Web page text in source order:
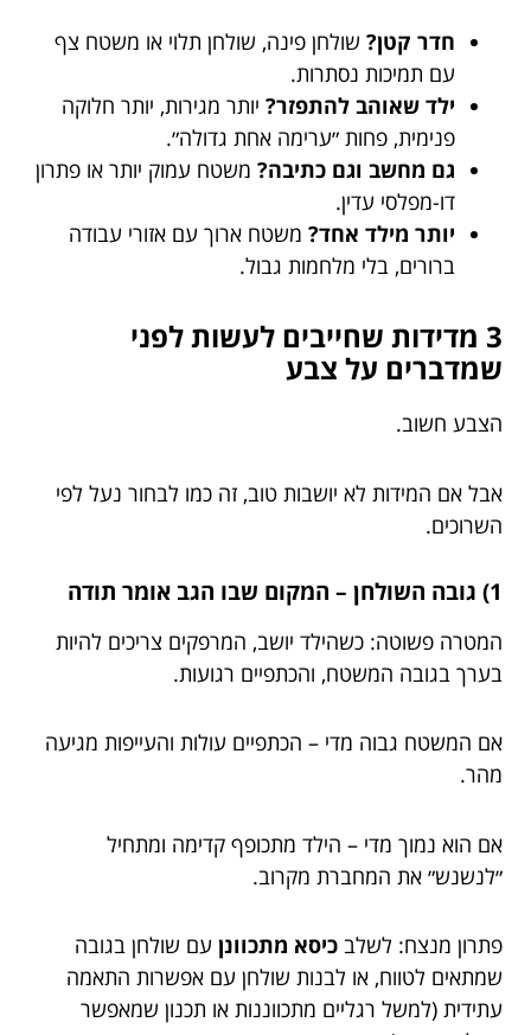
חדר קטן? שולחן פינה, שולחן תלוי או משטח צף
עם תמיכות נסתרות.
ילד שאוהב להתפזר? יותר מגירות, יותר חלוקה
פנימית, פחות ״ערימה אחת גדולה״.
גם מחשב וגם כתיבה? משטח עמוק יותר או פתרון
דו-מפלסי עדין.
יותר מילד אחד? משטח ארוך עם אזורי עבודה
ברורים, בלי מלחמות גבול.
3 מדידות שחייבים לעשות לפני
שמדברים על צבע
הצבע חשוב.
אבל אם המידות לא יושבות טוב, זה כמו לבחור נעל לפי
השרוכים.
1) גובה השולחן – המקום שבו הגב אומר תודה
המטרה פשוטה: כשהילד יושב, המרפקים צריכים להיות
בערך בגובה המשטח, והכתפיים רגועות.
אם המשטח גבוה מדי – הכתפיים עולות והעייפות מגיעה
מהר.
אם הוא נמוך מדי – הילד מתכופף קדימה ומתחיל
״לנשנש״ את המחברת מקרוב.
פתרון מנצח: לשלב כיסא מתכוונן עם שולחן בגובה
שמתאים לטווח, או לבנות שולחן עם אפשרות התאמה
עתידית (למשל רגליים מתכווננות או תכנון שמאפשר